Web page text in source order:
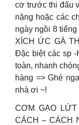
cơ trước thi đấu
nặng hoặc các
ngày ngồi 8
XÍCH ỨC GÀ
Đặc biệt các sp
toàn, nhanh
hàng => Ghé
nhà ơi ~!
CƠM GẠO
CÁCH – CÁCH